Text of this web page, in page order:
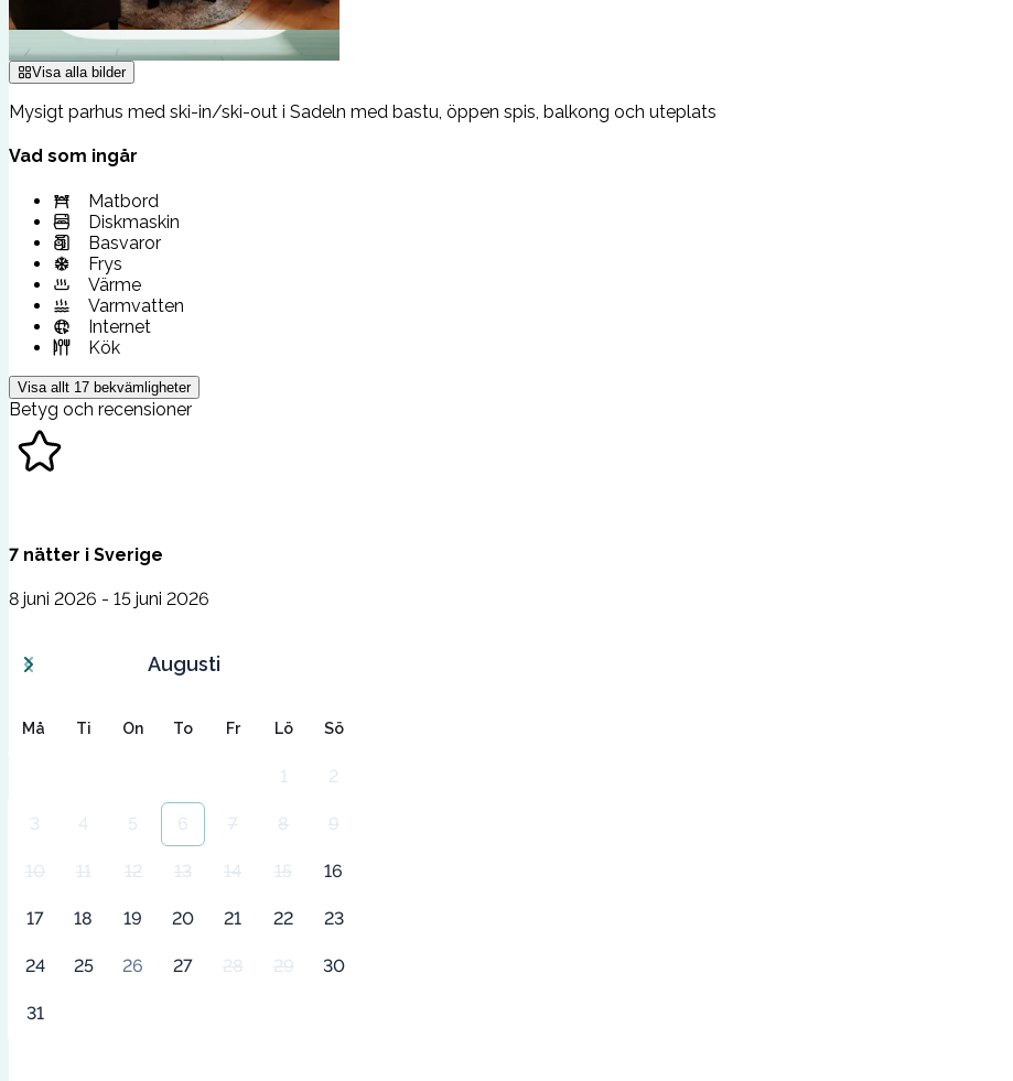
Visa alla bilder
Mysigt parhus med ski-in/ski-out i Sadeln med bastu, öppen spis, balkong och uteplats
Vad som ingår
Matbord
Diskmaskin
Basvaror
Frys
Värme
Varmvatten
Internet
Kök
Visa allt 17 bekvämligheter
Betyg och recensioner
7 nätter i Sverige
8 juni 2026 - 15 juni 2026
Augusti
Må Ti On To Fr Lö Sö
1 2
3 4 5 6 7 8 9
10 11 12 13 14 15 16
17 18 19 20 21 22 23
24 25 26 27 28 29 30
31